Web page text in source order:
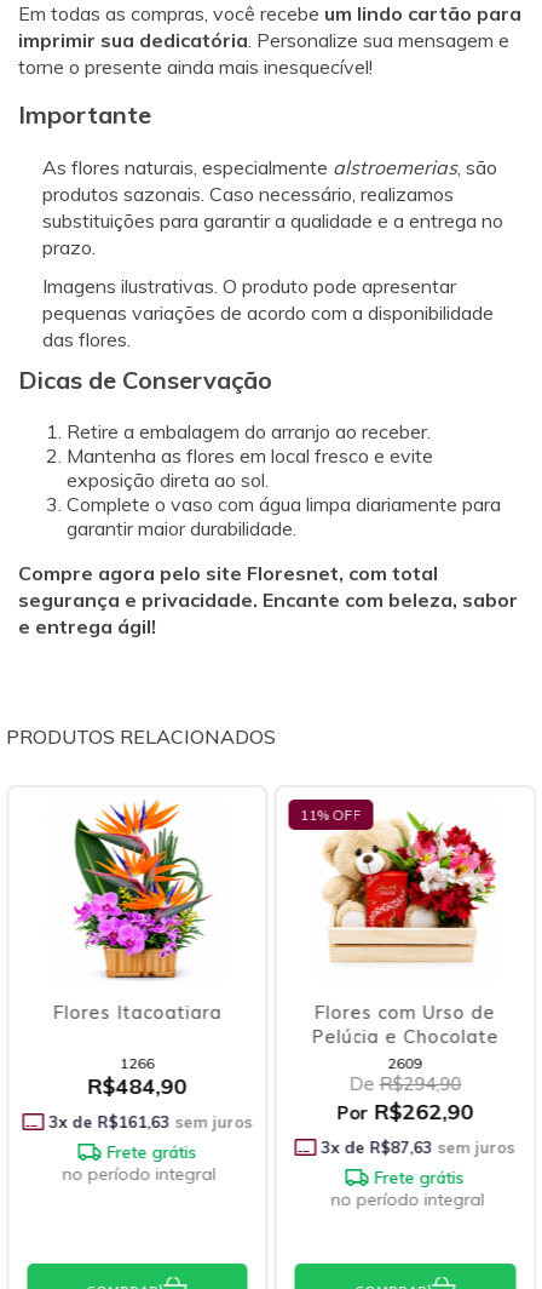
Em todas as compras, você recebe um lindo cartão para
imprimir sua dedicatória. Personalize sua mensagem e
torne o presente ainda mais inesquecível!
Importante
As flores naturais, especialmente alstroemerias, são
produtos sazonais. Caso necessário, realizamos
substituições para garantir a qualidade e a entrega no
prazo.
Imagens ilustrativas. O produto pode apresentar
pequenas variações de acordo com a disponibilidade
das flores.
Dicas de Conservação
Retire a embalagem do arranjo ao receber.
Mantenha as flores em local fresco e evite
exposição direta ao sol.
Complete o vaso com água limpa diariamente para
garantir maior durabilidade.
Compre agora pelo site Floresnet, com total
segurança e privacidade. Encante com beleza, sabor
e entrega ágil!
PRODUTOS RELACIONADOS
sem juros
integral
11
Flores com Urso de
Pelúcia e Chocolate
Por
R$262,90
R$87,63sem juros
no período integral
Buquê
e
3 x de